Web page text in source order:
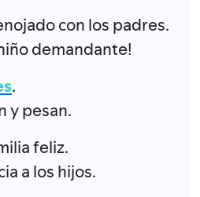
con los padres.
demandante!
.
y pesan.
feliz.
a los hijos.